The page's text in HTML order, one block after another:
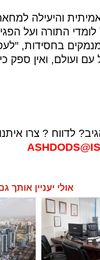
והיעילה
התורה ועל
בחסידות,
ועולם, ואין ספק
לדווח ? צרו
אולי יעניין אותך